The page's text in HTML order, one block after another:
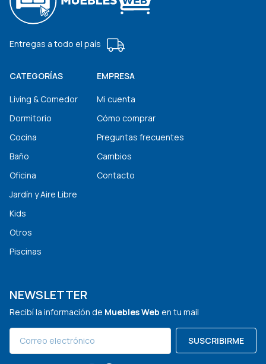
Entregas a todo el país
CATEGORÍAS
Living & Comedor
Dormitorio
Cocina
Baño
Oficina
Jardín y Aire Libre
Kids
Otros
Piscinas
EMPRESA
Mi cuenta
Cómo comprar
Preguntas frecuentes
Cambios
Contacto
NEWSLETTER
Recibí la información de Muebles Web en tu mail
SUSCRIBIRME